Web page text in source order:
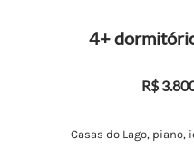
4+
R$
Casas do Lago,